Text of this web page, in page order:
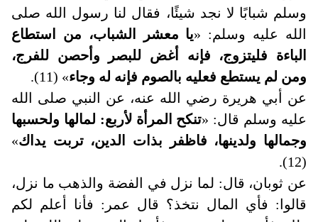
وسلم شبابًا لا نجد شيئًا، فقال لنا رسول الله صلى
الله عليه وسلم: «يا معشر الشباب، من استطاع
الباءة فليتزوج، فإنه أغض للبصر وأحصن للفرج،
ومن لم يستطع فعليه بالصوم فإنه له وجاء» (11).
عن أبي هريرة رضي الله عنه، عن النبي صلى الله
عليه وسلم قال: «تنكح المرأة لأربع: لمالها ولحسبها
وجمالها ولدينها، فاظفر بذات الدين، تربت يداك»
(12).
عن ثوبان، قال: لما نزل في الفضة والذهب ما نزل،
قالوا: فأي المال نتخذ؟ قال عمر: فأنا أعلم لكم